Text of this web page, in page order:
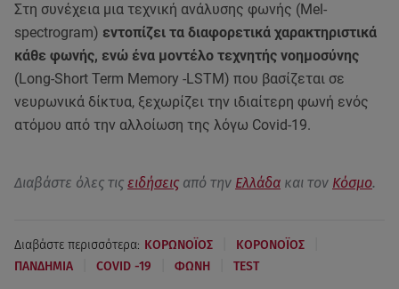
Στη συνέχεια μια τεχνική ανάλυσης φωνής (Mel-
spectrogram) εντοπίζει τα διαφορετικά χαρακτηριστικά
κάθε φωνής, ενώ ένα μοντέλο τεχνητής νοημοσύνης
(Long-Short Term Memory -LSTM) που βασίζεται σε
νευρωνικά δίκτυα, ξεχωρίζει την ιδιαίτερη φωνή ενός
ατόμου από την αλλοίωση της λόγω Covid-19.
Διαβάστε όλες τις ειδήσεις από την Ελλάδα και τον Κόσμο.
Διαβάστε περισσότερα: ΚΟΡΩΝΟΪΟΣ ΚΟΡΟΝΟΪΟΣ
ΠΑΝΔΗΜΙΑ COVID -19 ΦΩΝΗ TEST